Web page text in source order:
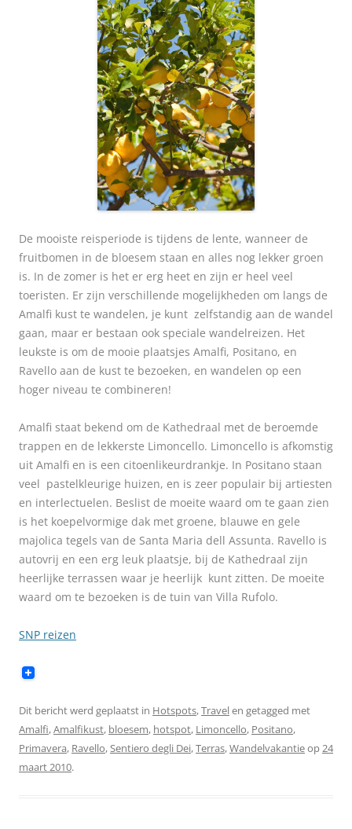
De mooiste reisperiode is tijdens de lente, wanneer de
fruitbomen in de bloesem staan en alles nog lekker groen
is. In de zomer is het er erg heet en zijn er heel veel
toeristen. Er zijn verschillende mogelijkheden om langs de
Amalfi kust te wandelen, je kunt zelfstandig aan de wandel
gaan, maar er bestaan ook speciale wandelreizen. Het
leukste is om de mooie plaatsjes Amalfi, Positano, en
Ravello aan de kust te bezoeken, en wandelen op een
hoger niveau te combineren!
Amalfi staat bekend om de Kathedraal met de beroemde
trappen en de lekkerste Limoncello. Limoncello is afkomstig
uit Amalfi en is een citoenlikeurdrankje. In Positano staan
veel pastelkleurige huizen, en is zeer populair bij artiesten
en interlectuelen. Beslist de moeite waard om te gaan zien
is het koepelvormige dak met groene, blauwe en gele
majolica tegels van de Santa Maria dell Assunta. Ravello is
autovrij en een erg leuk plaatsje, bij de Kathedraal zijn
heerlijke terrassen waar je heerlijk kunt zitten. De moeite
waard om te bezoeken is de tuin van Villa Rufolo.
SNP reizen
Dit bericht werd geplaatst in Hotspots,Travelen getagged met
Amalfi,Amalfikust, bloesem, hotspot, Limoncello, Positano,
Primavera, Ravello,Sentiero degli Dei,Terras,Wandelvakantieop24
maart 2010.